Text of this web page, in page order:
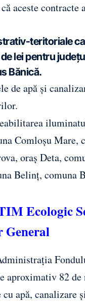
aceste contracte
teritoriale
lei pentru
Bănică.
de apă și
Comloșu Mare,
oraș Deta,
Belinț, comuna
Ecologic
General
aproximativ 82
apă, canalizare